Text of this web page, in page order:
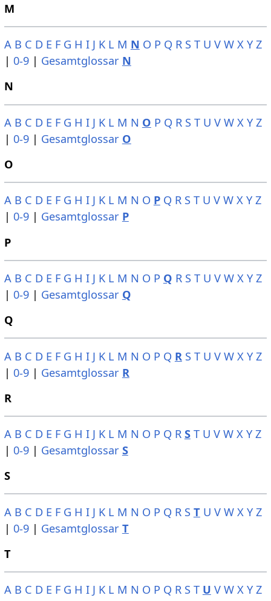
M
A B C D E F G H I J K L M N O P Q R S T U V W X Y Z
| 0-9| Gesamtglossar N
N
A B C D E F G H I J K L M N O P Q R S T U V W X Y Z
| 0-9| Gesamtglossar O
O
A B C D E F G H I J K L M N O P Q R S T U V W X Y Z
| 0-9| Gesamtglossar P
P
A B C D E F G H I J K L M N O P Q R S T U V W X Y Z
| 0-9| Gesamtglossar Q
Q
A B C D E F G H I J K L M N O P Q R S T U V W X Y Z
| 0-9| Gesamtglossar R
R
A B C D E F G H I J K L M N O P Q R S T U V W X Y Z
| 0-9| Gesamtglossar S
S
A B C D E F G H I J K L M N O P Q R S T U V W X Y Z
| 0-9| Gesamtglossar T
T
A B C D E F G H I J K L M N O P Q R S T U V W X Y Z